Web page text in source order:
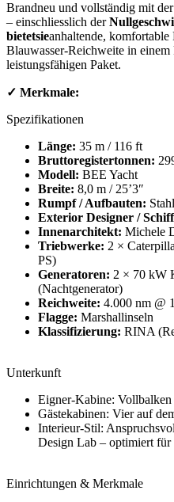
Brandneu und vollständig mit
– einschliesslich der
bietetsieanhaltende, komfortable
Blauwasser-Reichweite in
leistungsfähigen Paket.
✓ Merkmale:
Spezifikationen
Länge: 35 m / 116 ft
Bruttoregistertonnen:
Modell: BEE Yacht
Breite: 8,0 m / 25’3″
Rumpf / Aufbauten:
Exterior Designer /
Innenarchitekt: Michele
Triebwerke: 2 ×
PS)
Generatoren: 2 × 70 kW
(Nachtgenerator)
Reichweite: 4.000 nm @
Flagge: Marshallinseln
Klassifizierung: RINA
Unterkunft
Eigner-Kabine:
Gästekabinen: Vier auf
Interieur-Stil:
Design Lab – optimiert
Einrichtungen & Merkmale